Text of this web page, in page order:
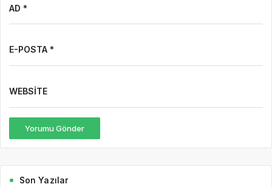
AD *
E-POSTA *
WEBSITE
Yorumu Gönder
Son Yazılar